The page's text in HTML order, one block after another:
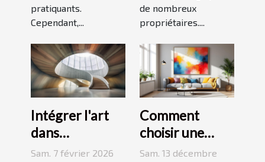
pratiquants.
Cependant,...
de nombreux
propriétaires....
Intégrer l'art
dans
l'architecture :
Sam. 7 février 2026
Comment
choisir une
peinture
Sam. 13 décembre